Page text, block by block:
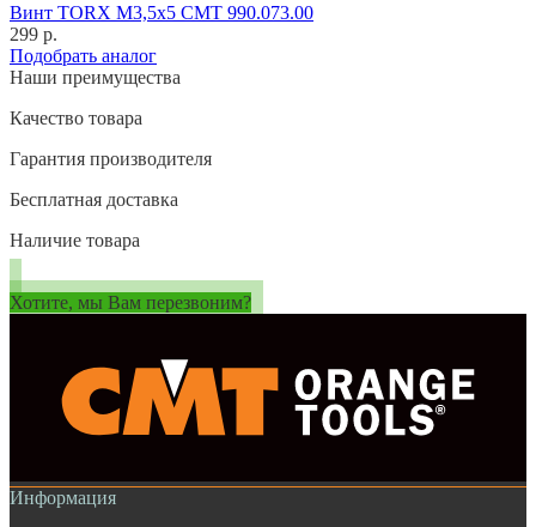
Винт TORX M3,5x5 CMT 990.073.00
299 р.
Подобрать аналог
Наши преимущества
Качество товара
Гарантия производителя
Бесплатная доставка
Наличие товара
Хотите, мы Вам перезвоним?
Информация